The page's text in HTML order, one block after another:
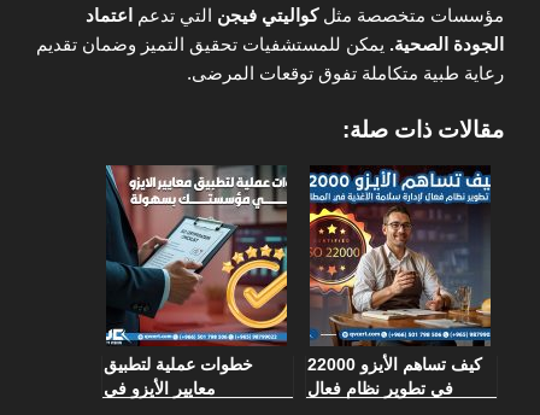
مؤسسات متخصصة مثلكواليتي فيجن التي تدعم
اعتماد
الجودة الصحية. يمكن للمستشفيات تحقيق التميز وضمان تقديم
رعاية طبية متكاملة تفوق توقعات المرضى.
مقالات ذات صلة:
كيف تساهم الأيزو 22000
في تطوير نظام فعال
خطوات عملية لتطبيق
معايير الأيزو في